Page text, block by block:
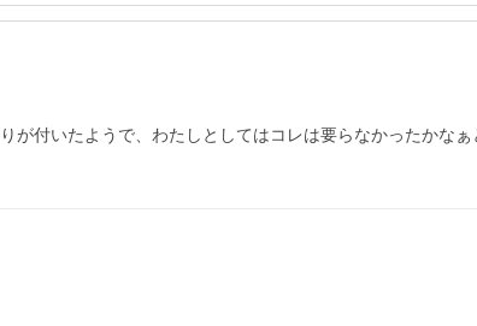
付いたようで、わたしとしてはコレは要らなかったかな